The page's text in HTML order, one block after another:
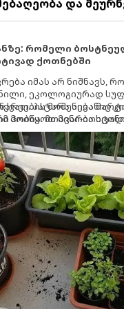
და
რომელი
ქოთნებში
იმას არ ნიშნავს,
ეკოლოგიურად
პატარა აივანიც
მოიწყოთ მინი-
ახალ, არომატულ
მოშენება
ჰობია. მთავარია
ქოთნის
მათ სწორად.